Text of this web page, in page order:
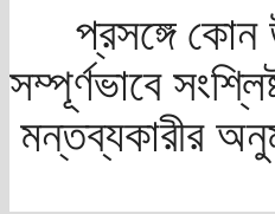
প্রসঙ্গে কোন
সম্পূর্ণভাবে
মন্তব্যকারীর